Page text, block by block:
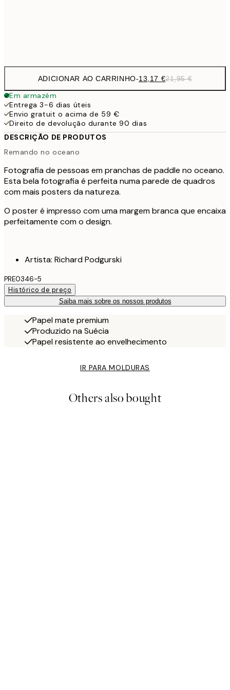
ADICIONAR AO CARRINHO-13,17 €21,95 €
Em armazém
Entrega 3-6 dias úteis
Envio gratuit o acima de 59 €
Direito de devolução durante 90 dias
DESCRIÇÃO DE PRODUTOS
Remando no oceano
Fotografia de pessoas em pranchas de paddle no oceano.
Esta bela fotografia é perfeita numa parede de quadros
com mais posters da natureza.
O poster é impresso com uma margem branca que encaixa
perfeitamente com o design.
Artista: Richard Podgurski
PRE0346-5
Histórico de preço
Saiba mais sobre os nossos produtos
Papel mate premium
Produzido na Suécia
Papel resistente ao envelhecimento
IR PARA MOLDURAS
Others also bought